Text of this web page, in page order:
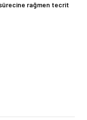
sürecine rağmen tecrit